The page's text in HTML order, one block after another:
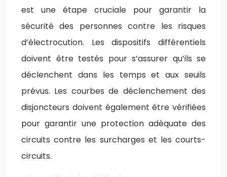
est une étape cruciale pour garantir la
sécurité des personnes contre les risques
d’électrocution. Les dispositifs différentiels
doivent être testés pour s’assurer qu’ils se
déclenchent dans les temps et aux seuils
prévus. Les courbes de déclenchement des
disjoncteurs doivent également être vérifiées
pour garantir une protection adéquate des
circuits contre les surcharges et les courts-
circuits.